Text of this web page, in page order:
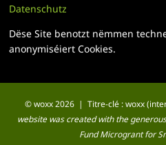
Datenschutz
Dëse Site benotzt nëmmen
anonymiséiert Cookies.
© woxx 2026 | Titre-clé : woxx
website was created with the
Fund Microgrant for